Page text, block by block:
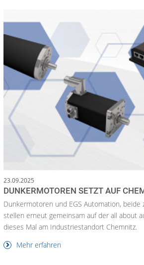
23.09.2025
DUNKERMOTOREN SETZT AUF
Dunkermotoren und EGS Automation, beide
stellen erneut gemeinsam auf der all about
dieses Mal am Industriestandort Chemnitz.
Mehr erfahren